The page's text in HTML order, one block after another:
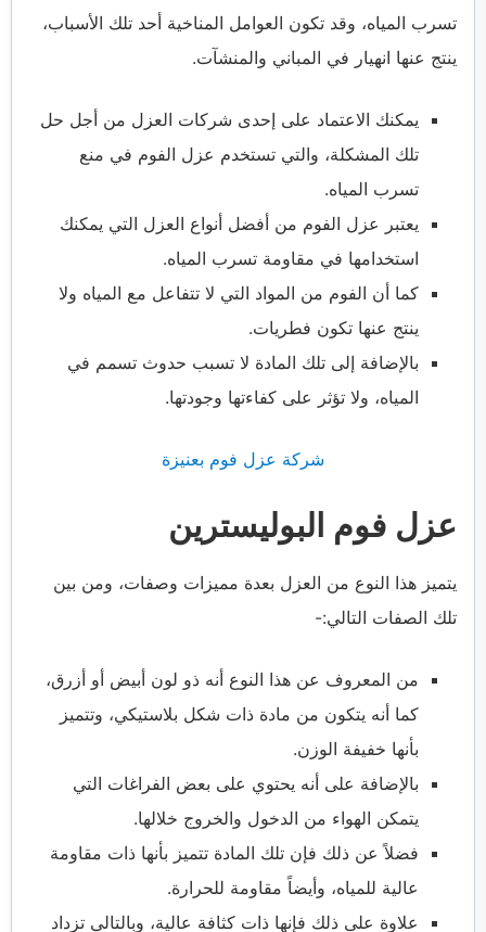
تسرب المياه، وقد تكون العوامل المناخية أحد تلك الأسباب،
ينتج عنها انهيار في المباني والمنشآت.
يمكنك الاعتماد على إحدى شركات العزل من أجل حل
تلك المشكلة، والتي تستخدم عزل الفوم في منع
تسرب المياه.
يعتبر عزل الفوم من أفضل أنواع العزل التي يمكنك
استخدامها في مقاومة تسرب المياه.
كما أن الفوم من المواد التي لا تتفاعل مع المياه ولا
ينتج عنها تكون فطريات.
بالإضافة إلى تلك المادة لا تسبب حدوث تسمم في
المياه، ولا تؤثر على كفاءتها وجودتها.
شركة عزل فوم بعنيزة
عزل فوم البوليسترين
يتميز هذا النوع من العزل بعدة مميزات وصفات، ومن بين
تلك الصفات التالي:-
من المعروف عن هذا النوع أنه ذو لون أبيض أو أزرق،
كما أنه يتكون من مادة ذات شكل بلاستيكي، وتتميز
بأنها خفيفة الوزن.
بالإضافة على أنه يحتوي على بعض الفراغات التي
يتمكن الهواء من الدخول والخروج خلالها.
فضلاً عن ذلك فإن تلك المادة تتميز بأنها ذات مقاومة
عالية للمياه، وأيضاً مقاومة للحرارة.
علاوة على ذلك فإنها ذات كثافة عالية، وبالتالي تزداد